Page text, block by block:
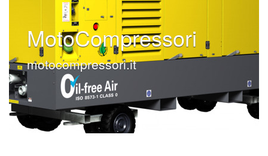
MotoCompressori
motocompressori.it